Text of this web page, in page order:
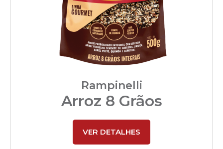
Rampinelli
Arroz 8 Grãos
VER DETALHES